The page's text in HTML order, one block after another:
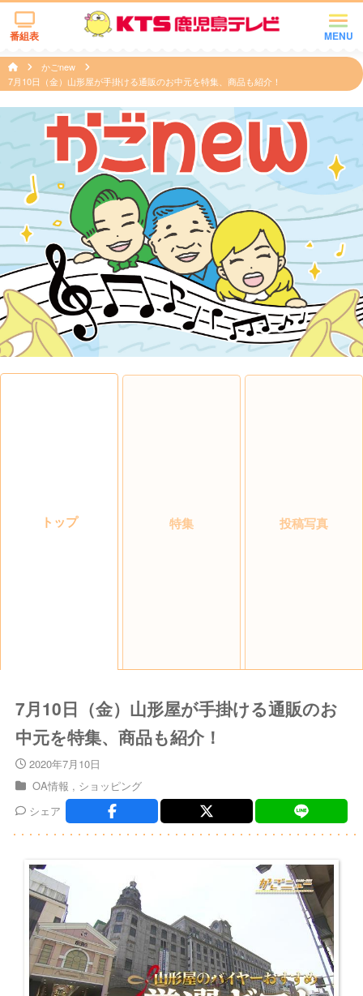
MENU
番組表
かごnew
7月10日（金）山形屋が手掛ける通販のお中元を特集、商品も紹介！
トップ 特集 投稿写真
7月10日（金）山形屋が手掛ける通販のお
中元を特集、商品も紹介！
2020年7月10日
OA情報
ショッピング
シェア